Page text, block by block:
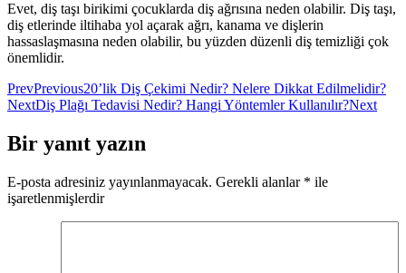
Evet, diş taşı birikimi çocuklarda diş ağrısına neden olabilir. Diş taşı,
diş etlerinde iltihaba yol açarak ağrı, kanama ve dişlerin
hassaslaşmasına neden olabilir, bu yüzden düzenli diş temizliği çok
önemlidir.
PrevPrevious20’lik Diş Çekimi Nedir? Nelere Dikkat Edilmelidir?
NextDiş Plağı Tedavisi Nedir? Hangi Yöntemler Kullanılır?Next
Bir yanıt yazın
E-posta adresiniz yayınlanmayacak. Gerekli alanlar * ile
işaretlenmişlerdir